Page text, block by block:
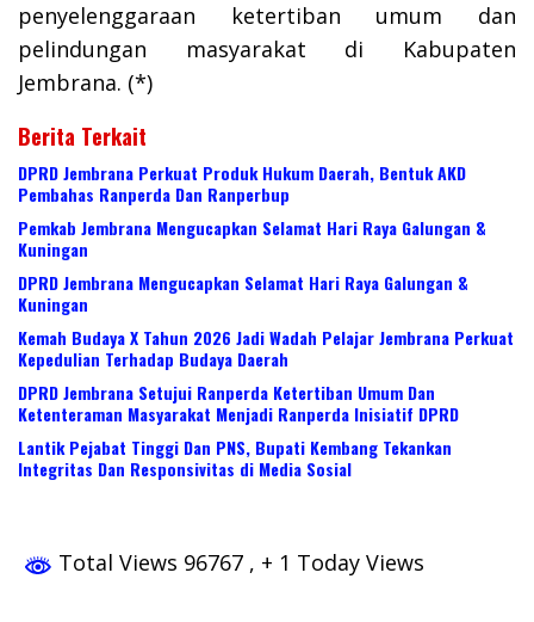
penyelenggaraan ketertiban umum dan
pelindungan masyarakat di Kabupaten
Jembrana. (*)
Berita Terkait
DPRD Jembrana Perkuat Produk Hukum Daerah, Bentuk AKD
Pembahas Ranperda Dan Ranperbup
Pemkab Jembrana Mengucapkan Selamat Hari Raya Galungan &
Kuningan
DPRD Jembrana Mengucapkan Selamat Hari Raya Galungan &
Kuningan
Kemah Budaya X Tahun 2026 Jadi Wadah Pelajar Jembrana Perkuat
Kepedulian Terhadap Budaya Daerah
DPRD Jembrana Setujui Ranperda Ketertiban Umum Dan
Ketenteraman Masyarakat Menjadi Ranperda Inisiatif DPRD
Lantik Pejabat Tinggi Dan PNS, Bupati Kembang Tekankan
Integritas Dan Responsivitas di Media Sosial
Total Views 96767 , + 1 Today Views